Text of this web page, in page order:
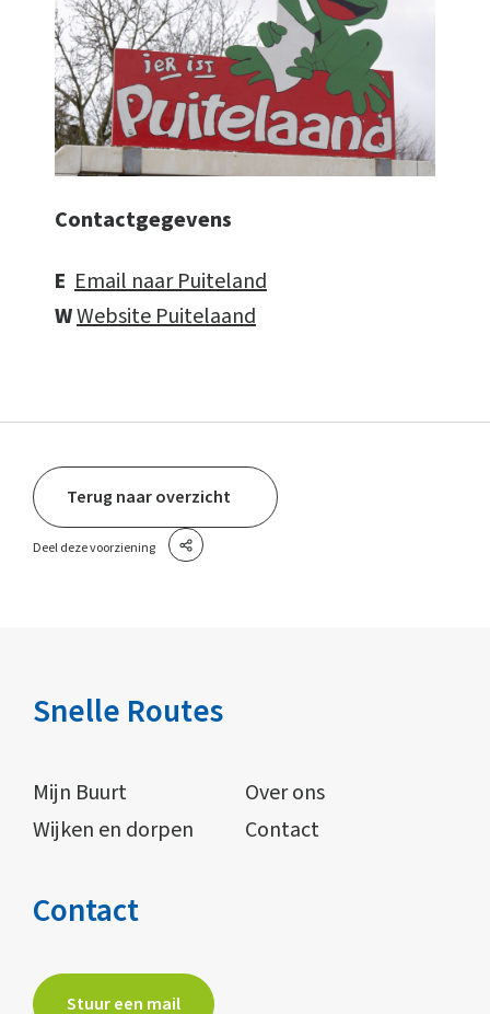
Contactgegevens
E Email naar Puiteland
WWebsite Puitelaand
Terug naar overzicht
Deel deze voorziening
Snelle Routes
Mijn Buurt
Over ons
Wijken en dorpen
Contact
Contact
Stuur een mail